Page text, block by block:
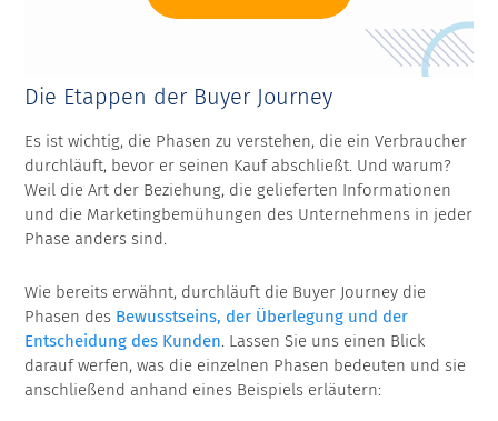
Die Etappen der Buyer Journey
Es ist wichtig, die Phasen zu verstehen, die ein Verbraucher
durchläuft, bevor er seinen Kauf abschließt. Und warum?
Weil die Art der Beziehung, die gelieferten Informationen
und die Marketingbemühungen des Unternehmens in jeder
Phase anders sind.
Wie bereits erwähnt, durchläuft die Buyer Journey die
Phasen des Bewusstseins, der Überlegung und der
Entscheidung des Kunden. Lassen Sie uns einen Blick
darauf werfen, was die einzelnen Phasen bedeuten und sie
anschließend anhand eines Beispiels erläutern: